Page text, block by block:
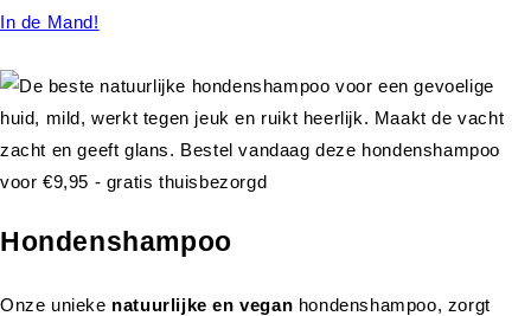
In de Mand!
Hondenshampoo
Onze unieke natuurlijke en vegan hondenshampoo, zorgt